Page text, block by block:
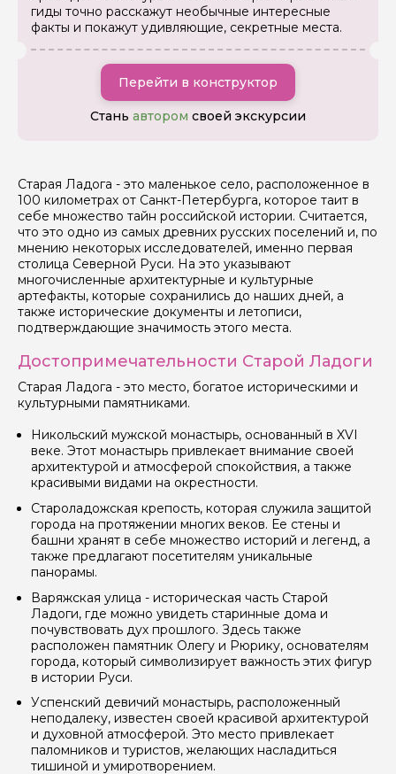
гиды точно расскажут необычные интересные
факты и покажут удивляющие, секретные места.
Перейти в конструктор
Стань автором своей экскурсии
Старая Ладога - это маленькое село, расположенное в
100 километрах от Санкт-Петербурга, которое таит в
себе множество тайн российской истории. Считается,
что это одно из самых древних русских поселений и, по
мнению некоторых исследователей, именно первая
столица Северной Руси. На это указывают
многочисленные архитектурные и культурные
артефакты, которые сохранились до наших дней, а
также исторические документы и летописи,
подтверждающие значимость этого места.
Достопримечательности Старой Ладоги
Старая Ладога - это место, богатое историческими и
культурными памятниками.
Никольский мужской монастырь, основанный в XVI
веке. Этот монастырь привлекает внимание своей
архитектурой и атмосферой спокойствия, а также
красивыми видами на окрестности.
Староладожская крепость, которая служила защитой
города на протяжении многих веков. Ее стены и
башни хранят в себе множество историй и легенд, а
также предлагают посетителям уникальные
панорамы.
Варяжская улица - историческая часть Старой
Ладоги, где можно увидеть старинные дома и
почувствовать дух прошлого. Здесь также
расположен памятник Олегу и Рюрику, основателям
города, который символизирует важность этих фигур
в истории Руси.
Успенский девичий монастырь, расположенный
неподалеку, известен своей красивой архитектурой
и духовной атмосферой. Это место привлекает
паломников и туристов, желающих насладиться
тишиной и умиротворением.
Задайте свой вопрос гиду
Как вас зовут
Ваша электронная почта
Вопросы и комментарии
Если у вас есть интересующие вопросы, можете их
задать
Я даю своё согласие на обработку персональных
данных
Отправить